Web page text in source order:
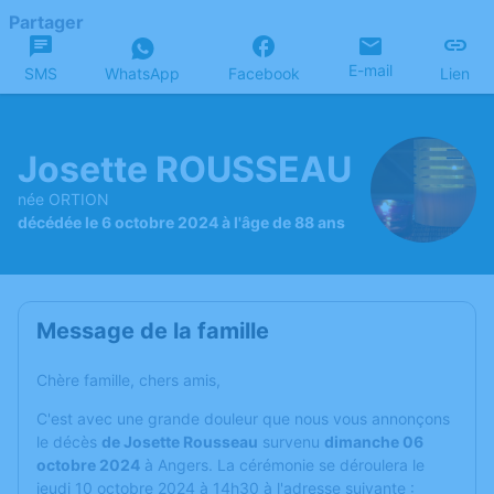
Partager
SMS WhatsApp Facebook E-mail Lien
Josette ROUSSEAU
née ORTION
décédée le 6 octobre 2024 à l'âge de 88 ans
Message de la famille
Chère famille, chers amis,
C'est avec une grande douleur que nous vous annonçons
le décès de Josette Rousseau survenu dimanche 06
octobre 2024 à Angers. La cérémonie se déroulera le
jeudi 10 octobre 2024 à 14h30 à l'adresse suivante :